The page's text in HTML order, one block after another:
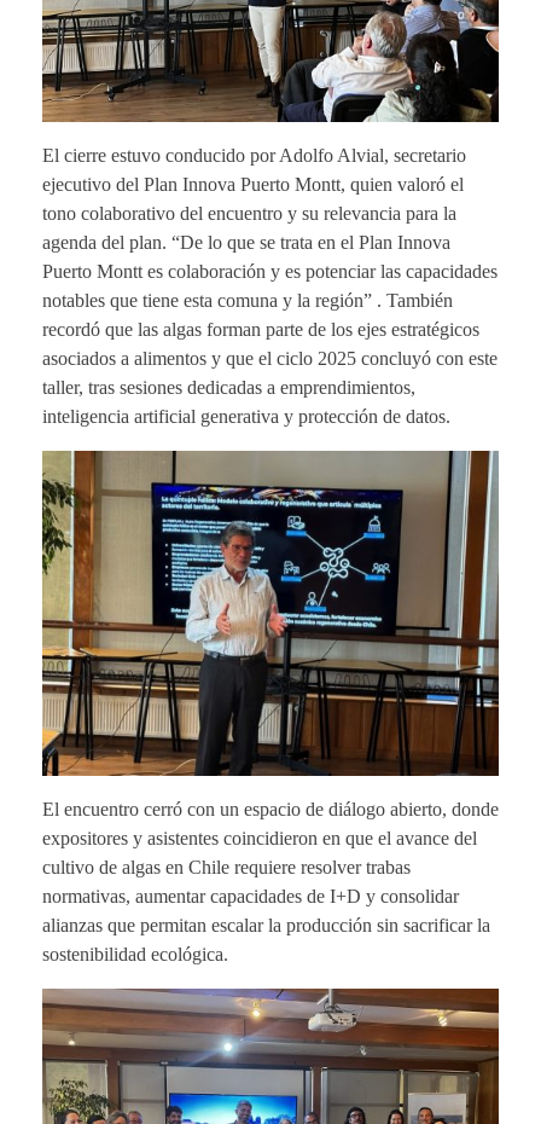
El cierre estuvo conducido por Adolfo Alvial, secretario
ejecutivo del Plan Innova Puerto Montt, quien valoró el
tono colaborativo del encuentro y su relevancia para la
agenda del plan. “De lo que se trata en el Plan Innova
Puerto Montt es colaboración y es potenciar las capacidades
notables que tiene esta comuna y la región” . También
recordó que las algas forman parte de los ejes estratégicos
asociados a alimentos y que el ciclo 2025 concluyó con este
taller, tras sesiones dedicadas a emprendimientos,
inteligencia artificial generativa y protección de datos.
El encuentro cerró con un espacio de diálogo abierto, donde
expositores y asistentes coincidieron en que el avance del
cultivo de algas en Chile requiere resolver trabas
normativas, aumentar capacidades de I+D y consolidar
alianzas que permitan escalar la producción sin sacrificar la
sostenibilidad ecológica.